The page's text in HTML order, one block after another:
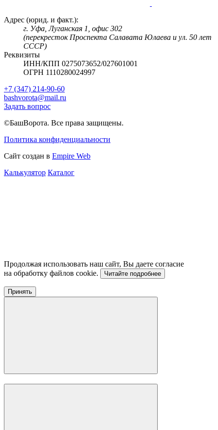
Адрес (юрид. и факт.):
г. Уфа, Луганская 1, офис 302
(перекресток Проспекта Салавата Юлаева и ул. 50 лет
СССР)
Реквизиты
ИНН/КПП 0275073652/027601001
ОГРН 1110280024997
+7 (347) 214-90-60
bashvorota@mail.ru
Задать вопрос
©БашВорота. Все права защищены.
Политика конфиденциальности
Сайт создан в Empire Web
Калькулятор Каталог
Продолжая использовать наш сайт, Вы даете согласие
на обработку файлов cookie.
Читайте подробнее
Принять